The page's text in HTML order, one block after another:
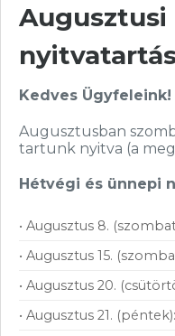
50 000 Ft
Augusztusi
Kedves Ügyfeleink!
Augusztusban
tartunk nyitva (a
Hétvégi és ünnepi
• Augusztus 8.
• Augusztus 15.
• Augusztus 20.
• Augusztus 21. (péntek):